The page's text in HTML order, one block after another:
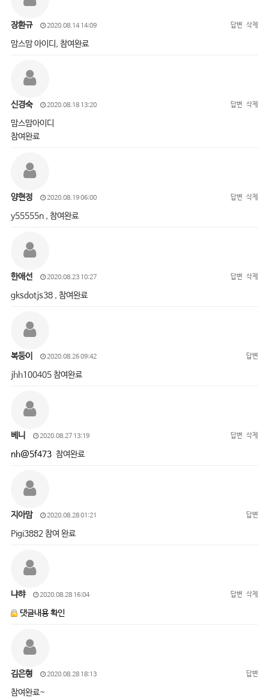
장환규 2020.08.14 14:09 답변 삭제
맘스맘 아이디, 참여완료
신경숙 2020.08.18 13:20 답변 삭제
맘스맘아이디
참여완료
양현정 2020.08.19 06:00 답변 삭제
y55555n , 참여완료
한애선 2020.08.23 10:27 답변 삭제
gksdotjs38 , 참여완료
복둥이 2020.08.26 09:42 답변
jhh100405 참여완료
베니 2020.08.27 13:19 답변 삭제
nh@5f473참여완료
지아맘 2020.08.28 01:21 답변
Pigi3882 참여 완료
냐햐 2020.08.28 16:04 답변 삭제
댓글내용 확인
김은형 2020.08.28 18:13 답변
참여완료~